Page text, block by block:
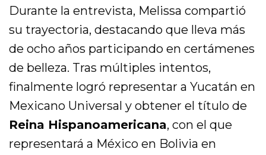
Durante la entrevista, Melissa compartió
su trayectoria, destacando que lleva más
de ocho años participando en certámenes
de belleza. Tras múltiples intentos,
finalmente logró representar a Yucatán en
Mexicano Universal y obtener el título de
Reina Hispanoamericana, con el que
representará a México en Bolivia en